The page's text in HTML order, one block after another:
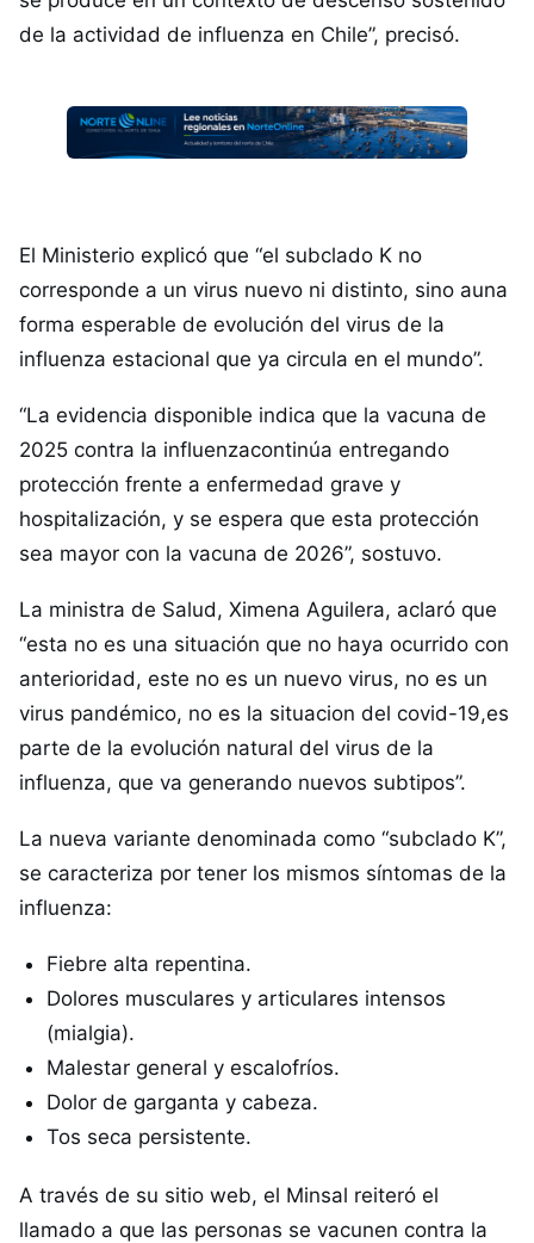
de la actividad de influenza en Chile”, precisó.
El Ministerio explicó que “el subclado K no
corresponde a un virus nuevo ni distinto, sino auna
forma esperable de evolución del virus de la
influenza estacional que ya circula en el mundo”.
“La evidencia disponible indica que la vacuna de
2025 contra la influenzacontinúa entregando
protección frente a enfermedad grave y
hospitalización, y se espera que esta protección
sea mayor con la vacuna de 2026”, sostuvo.
La ministra de Salud, Ximena Aguilera, aclaró que
“esta no es una situación que no haya ocurrido con
anterioridad, este no es un nuevo virus, no es un
virus pandémico, no es la situacion del covid-19,es
parte de la evolución natural del virus de la
influenza, que va generando nuevos subtipos”.
La nueva variante denominada como “subclado K”,
se caracteriza por tener los mismos síntomas de la
influenza:
Fiebre alta repentina.
Dolores musculares y articulares intensos
(mialgia).
Malestar general y escalofríos.
Dolor de garganta y cabeza.
Tos seca persistente.
A través de su sitio web, el Minsal reiteró el
llamado a que las personas se vacunen contra la